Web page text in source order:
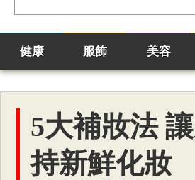
健康 服飾 美容
5大補妝法
持新鮮化妝